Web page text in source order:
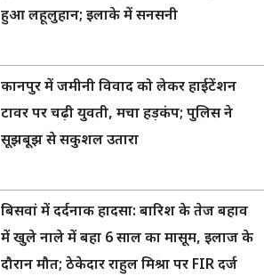
हुआ लहूलुहान; इलाके में सनसनी
कानपुर में जमीनी विवाद को लेकर हाईटेंशन
टावर पर चढ़ी युवती, मचा हड़कंप; पुलिस ने
सूझबूझ से सकुशल उतारा
बिसवां में दर्दनाक हादसा: बारिश के तेज बहाव
में खुले नाले में बहा 6 साल का मासूम, इलाज के
दौरान मौत; ठेकेदार राहुल मिश्रा पर FIR दर्ज